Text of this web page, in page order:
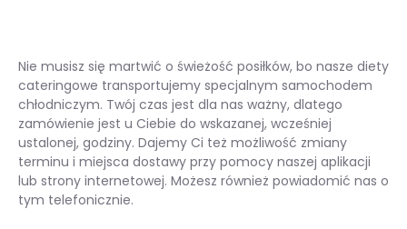
Nie musisz się martwić o świeżość posiłków, bo nasze diety
cateringowe transportujemy specjalnym samochodem
chłodniczym. Twój czas jest dla nas ważny, dlatego
zamówienie jest u Ciebie do wskazanej, wcześniej
ustalonej, godziny. Dajemy Ci też możliwość zmiany
terminu i miejsca dostawy przy pomocy naszej aplikacji
lub strony internetowej. Możesz również powiadomić nas o
tym telefonicznie.